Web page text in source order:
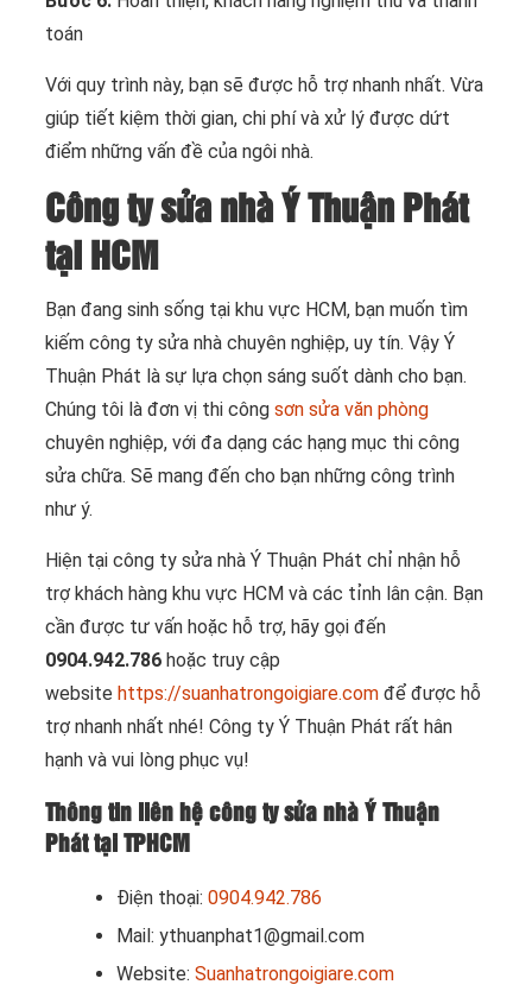
toán
Với quy trình này, bạn sẽ được hỗ trợ nhanh nhất. Vừa
giúp tiết kiệm thời gian, chi phí và xử lý được dứt
điểm những vấn đề của ngôi nhà.
Công ty sửa nhà Ý Thuận Phát
tại HCM
Bạn đang sinh sống tại khu vực HCM, bạn muốn tìm
kiếm công ty sửa nhà chuyên nghiệp, uy tín. Vậy Ý
Thuận Phát là sự lựa chọn sáng suốt dành cho bạn.
Chúng tôi là đơn vị thi công sơn sửa văn phòng
chuyên nghiệp, với đa dạng các hạng mục thi công
sửa chữa. Sẽ mang đến cho bạn những công trình
như ý.
Hiện tại công ty sửa nhà Ý Thuận Phát chỉ nhận hỗ
trợ khách hàng khu vực HCM và các tỉnh lân cận. Bạn
cần được tư vấn hoặc hỗ trợ, hãy gọi đến
0904.942.786 hoặc truy cập
website https://suanhatrongoigiare.com để được hỗ
trợ nhanh nhất nhé! Công ty Ý Thuận Phát rất hân
hạnh và vui lòng phục vụ!
Thông tin liên hệ công ty sửa nhà Ý Thuận
Phát tại TPHCM
Điện thoại: 0904.942.786
Mail: ythuanphat1@gmail.com
Website: Suanhatrongoigiare.com